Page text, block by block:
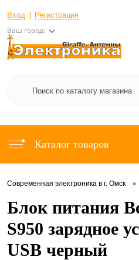
Вход Регистрация
Ваш город:
Каталог товаров
Современная электроника в г. Омск •
Блок питания
S950 зарядное
USB черный